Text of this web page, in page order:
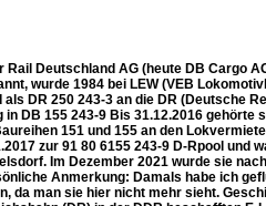
Deutschland AG (heute DB Cargo
wurde 1984 bei LEW (VEB
DR 250 243-3 an die DR (Deutsche
DB 155 243-9 Bis 31.12.2016 gehörte
151 und 155 an den
zur 91 80 6155 243-9 D-Rpool und
Im Dezember 2021 wurde sie
Anmerkung: Damals habe ich
da man sie hier nicht mehr sieht.